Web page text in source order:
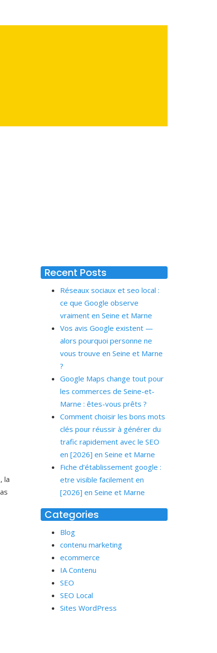
la
Recent Posts
Réseaux sociaux et seo local :
ce que Google observe
vraiment en Seine et Marne
Vos avis Google existent —
alors pourquoi personne ne
vous trouve en Seine et Marne
?
Google Maps change tout pour
les commerces de Seine-et-
Marne : êtes-vous prêts ?
Comment choisir les bons mots
clés pour réussir à générer du
trafic rapidement avec le SEO
en [2026] en Seine et Marne
Fiche d’établissement google :
etre visible facilement en
[2026] en Seine et Marne
Categories
Blog
contenu marketing
ecommerce
IA Contenu
SEO
SEO Local
Sites WordPress